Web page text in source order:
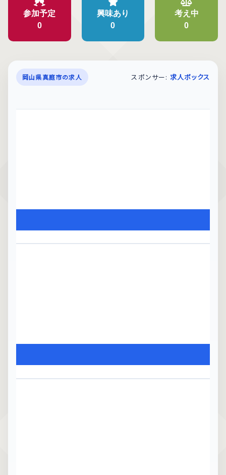
参加予定
0
興味あり
0
考え中
0
岡山県真庭市の求人 スポンサー: 求人ボックス